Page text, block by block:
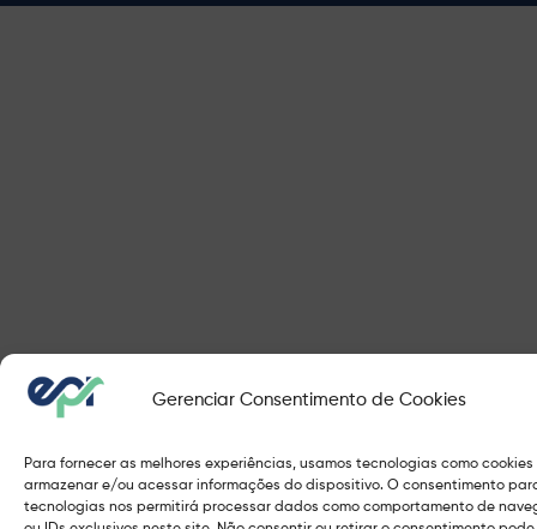
Gerenciar Consentimento de Cookies
Para fornecer as melhores experiências, usamos tecnologias como
armazenar e/ou acessar informações do dispositivo. O consentimento
tecnologias nos permitirá processar dados como comportamento de